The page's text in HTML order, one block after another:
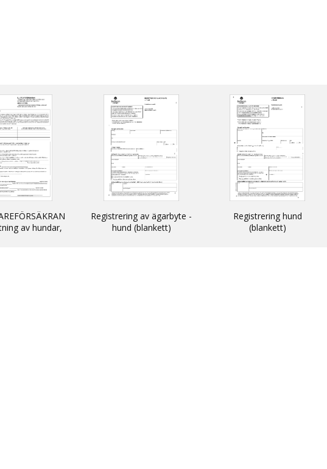
av hundar,
Registrering av ägarbyte -
hund (blankett)
Registrering hund
(blankett)